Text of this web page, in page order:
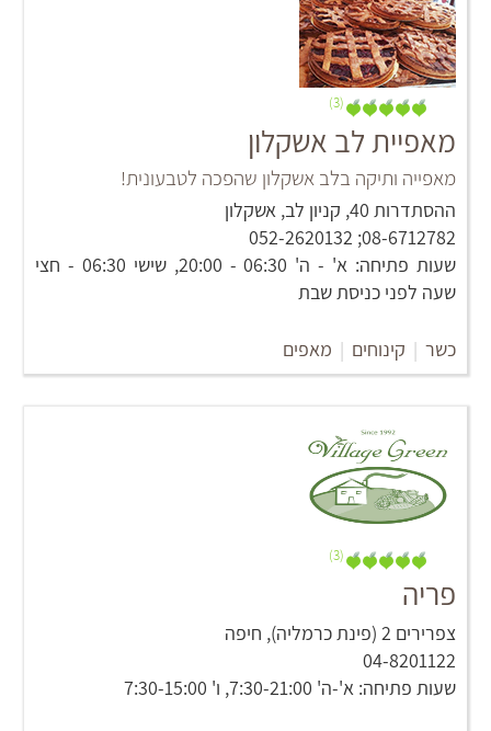
(3)
מאפיית לב אשקלון
מאפייה ותיקה בלב אשקלון שהפכה לטבעונית!
ההסתדרות 40, קניון לב, אשקלון
08-6712782; 052-2620132
שעות פתיחה: א' - ה' 06:30 - 20:00, שישי 06:30 - חצי
שעה לפני כניסת שבת
כשר | קינוחים | מאפים
(3)
פריה
צפרירים 2 (פינת כרמליה), חיפה
04-8201122
שעות פתיחה: א'-ה' 7:30-21:00, ו' 7:30-15:00